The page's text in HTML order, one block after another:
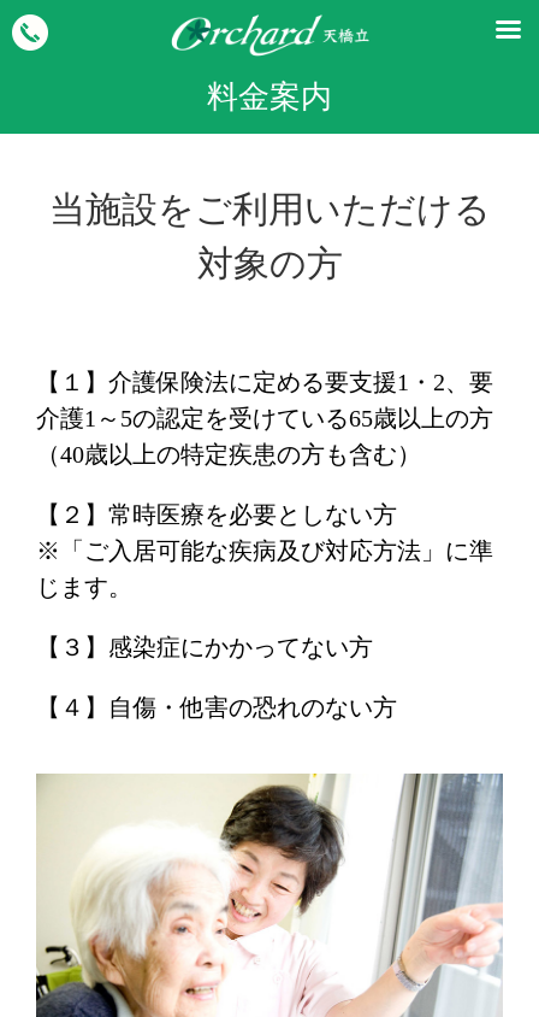
料金案内
当施設をご利用いただける
対象の方
【１】介護保険法に定める要支援1・2、要
介護1～5の認定を受けている65歳以上の方
（40歳以上の特定疾患の方も含む）
【２】常時医療を必要としない方
※「ご入居可能な疾病及び対応方法」に準
じます。
【３】感染症にかかってない方
【４】自傷・他害の恐れのない方